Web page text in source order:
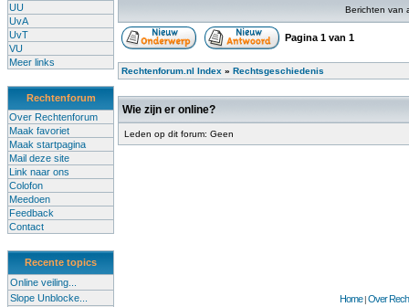
UU
UvA
UvT
VU
Meer links
Rechtenforum
Over Rechtenforum
Maak favoriet
Maak startpagina
Mail deze site
Link naar ons
Colofon
Meedoen
Feedback
Contact
Recente topics
Online veiling...
Slope Unblocke...
Berichten van
Pagina 1 van 1
Rechtenforum.nl Index » Rechtsgeschiedenis
Wie zijn er online?
Leden op dit forum: Geen
Home|Over